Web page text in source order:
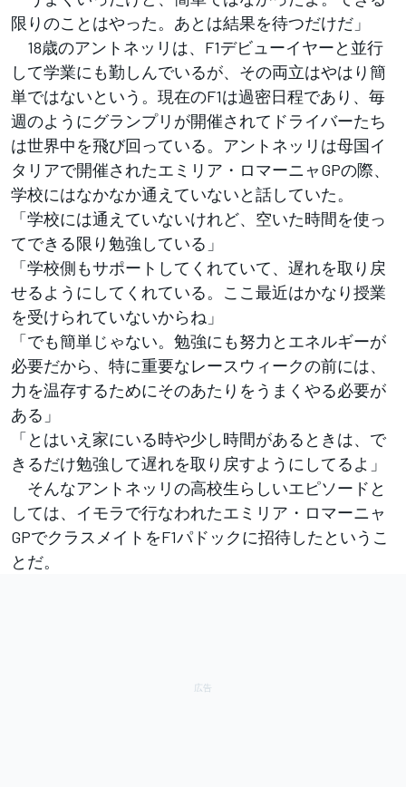
限りのことはやった。あとは結果を待つだけだ」
18歳のアントネッリは、F1デビューイヤーと並行
して学業にも勤しんでいるが、その両立はやはり簡
単ではないという。現在のF1は過密日程であり、毎
週のようにグランプリが開催されてドライバーたち
は世界中を飛び回っている。アントネッリは母国イ
タリアで開催されたエミリア・ロマーニャGPの際、
学校にはなかなか通えていないと話していた。
「学校には通えていないけれど、空いた時間を使っ
てできる限り勉強している」
「学校側もサポートしてくれていて、遅れを取り戻
せるようにしてくれている。ここ最近はかなり授業
を受けられていないからね」
「でも簡単じゃない。勉強にも努力とエネルギーが
必要だから、特に重要なレースウィークの前には、
力を温存するためにそのあたりをうまくやる必要が
ある」
「とはいえ家にいる時や少し時間があるときは、で
きるだけ勉強して遅れを取り戻すようにしてるよ」
そんなアントネッリの高校生らしいエピソードと
しては、イモラで行なわれたエミリア・ロマーニャ
GPでクラスメイトをF1パドックに招待したというこ
とだ。